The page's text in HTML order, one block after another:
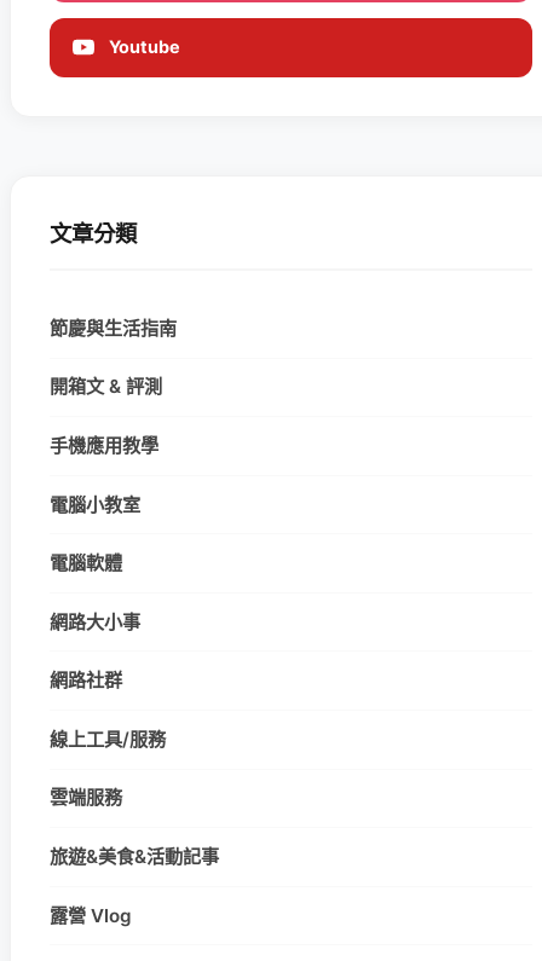
Youtube
文章分類
節慶與生活指南
開箱文 & 評測
手機應用教學
電腦小教室
電腦軟體
網路大小事
網路社群
線上工具/服務
雲端服務
旅遊&美食&活動記事
露營 Vlog